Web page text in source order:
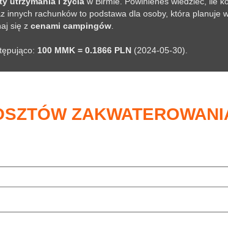
rachunków to podstawa dla osoby, która planuje
się z cenami campingów
100 MMK = 0.1866 PLN (2024-05-30).